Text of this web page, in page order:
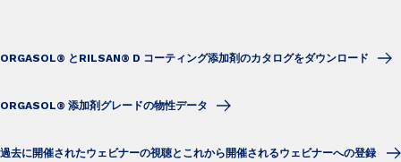
ORGASOL® とRILSAN® D コーティング添加剤のカタログをダウンロード
ORGASOL® 添加剤グレードの物性データ
過去に開催されたウェビナーの視聴とこれから開催されるウェビナーへの登録